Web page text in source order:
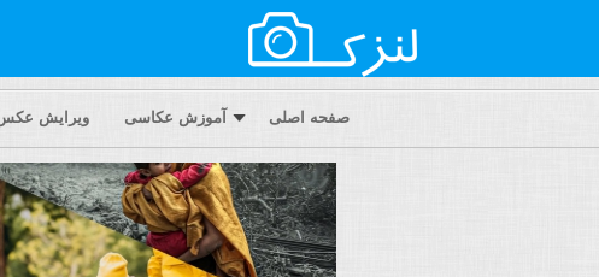
صفحه اصلی آموزش عکاسی ویرایش